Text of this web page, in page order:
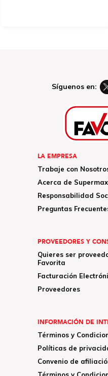
Síguenos en:
LA EMPRESA
Trabaje con
Acerca de
Responsabilidad
Preguntas
PROVEEDORES Y
Quieres ser
Favorita
Facturación
Proveedores
INFORMACIÓN DE
Términos y
Políticas de
Convenio de